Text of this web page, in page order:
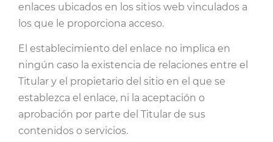
enlaces ubicados en los sitios web vinculados a
los que le proporciona acceso.
El establecimiento del enlace no implica en
ningún caso la existencia de relaciones entre el
Titular y el propietario del sitio en el que se
establezca el enlace, ni la aceptación o
aprobación por parte del Titular de sus
contenidos o servicios.